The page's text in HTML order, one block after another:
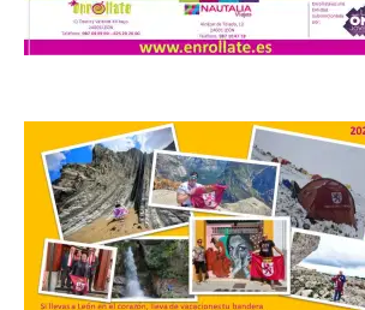
7 Ago 2026
recogerse gratuitamente
en la Oficina de
Información Turística de
León e incluyen, además
del programa del evento, una guía
práctica con recomendaciones
elaboradas por especialistas para
observar el eclipse con seguridad León, 7
de agosto de 2026. La programación […]